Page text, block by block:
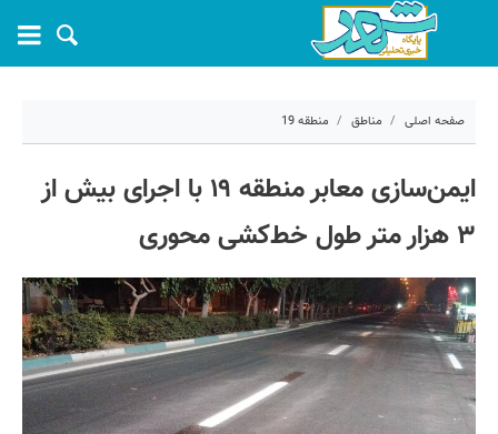
صفحه اصلی مناطق منطقه 19
57687
ایمن‌سازی معابر منطقه ۱۹ با اجرای بیش از
۳ هزار متر طول خط‌کشی محوری